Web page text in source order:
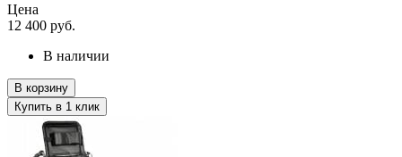
Цена
12 400 руб.
В наличии
В корзину
Купить в 1 клик